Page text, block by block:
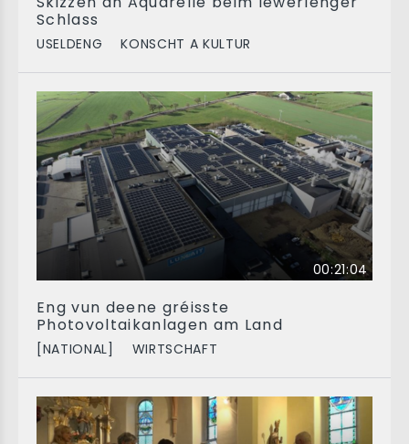
Schlass
USELDENG KONSCHT A KULTUR
00:21:04
Eng vun deene gréisste
Photovoltaikanlagen am Land
[NATIONAL] WIRTSCHAFT